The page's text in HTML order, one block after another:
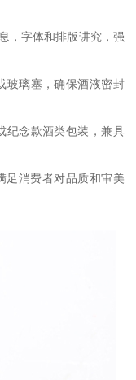
，字体和排版讲究，强
玻璃塞，确保酒液密封
纪念款酒类包装，兼具
足消费者对品质和审美